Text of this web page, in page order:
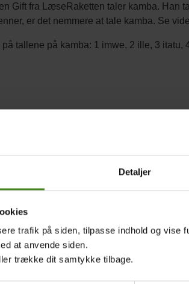
Detaljer
trafik på siden, tilpasse indhold og vise
at anvende siden.
trække dit samtykke tilbage.
Gift fra LæseRaketten taler kamba. Han
er det nemmere at tale kamba. Se
tallene på kamba: 1 imwe, 2 ille, 3 itatu,